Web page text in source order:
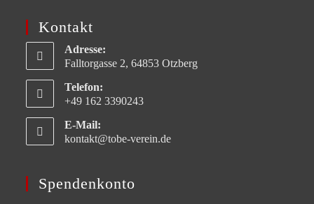
Kontakt
Adresse:
Falltorgasse 2, 64853 Otzberg
Telefon:
+49 162 3390243
E-Mail:
kontakt@tobe-verein.de
Spendenkonto